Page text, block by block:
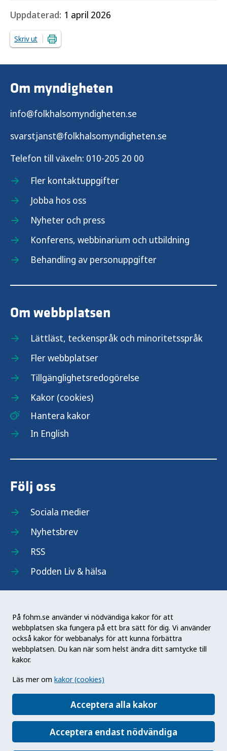
På fohm.se använder vi nödvändiga kakor för att
webbplatsen ska fungera på ett bra sätt för dig. Vi använder
också kakor för webbanalys för att kunna förbättra
webbplatsen. Du kan när som helst ändra ditt samtycke till
kakor.
Läs mer om kakor (cookies)
Acceptera alla kakor
Acceptera endast nödvändiga
Uppdaterad: 1 april 2026
Skriv ut
Om myndigheten
info@folkhalsomyndigheten.se
svarstjanst@folkhalsomyndigheten.se
Telefon till växeln: 010-205 20 00
Fler kontaktuppgifter
Jobba hos oss
Nyheter och press
Konferens, webbinarium och utbildning
Behandling av personuppgifter
Om webbplatsen
Lättläst, teckenspråk och minoritetsspråk
Fler webbplatser
Tillgänglighetsredogörelse
Kakor (cookies)
Hantera kakor
In English
Följ oss
Sociala medier
Nyhetsbrev
RSS
Podden Liv & hälsa
Folkhälsomyndigheten (Fohm) är en nationell
kunskapsmyndighet som arbetar för en bättre
folkhälsa. Det gör myndigheten genom att
främja hälsa, förebygga ohälsa och skydda mot
hälsohot. Vår vision är en folkhälsa som stärker
samhällets utveckling.